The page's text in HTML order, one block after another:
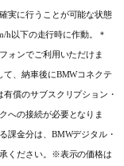
実に行うことが可能な状態
h以下の走行時に作動。＊
ォンでご利用いただけま
て、納車後にBMWコネクテ
償のサブスクリプション・
への接続が必要となりま
課金分は、BMWデジタル・
ください。※表示の価格は